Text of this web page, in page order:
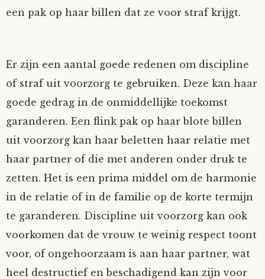
Henricus
Johanna
Juliette Stark
Kersje
Nyncke
Rozemarijn
een pak op haar billen dat ze voor straf krijgt.
Er zijn een aantal goede redenen om discipline
of straf uit voorzorg te gebruiken. Deze kan haar
goede gedrag in de onmiddellijke toekomst
garanderen. Een flink pak op haar blote billen
uit voorzorg kan haar beletten haar relatie met
haar partner of die met anderen onder druk te
zetten. Het is een prima middel om de harmonie
in de relatie of in de familie op de korte termijn
te garanderen. Discipline uit voorzorg kan ook
voorkomen dat de vrouw te weinig respect toont
voor, of ongehoorzaam is aan haar partner, wat
heel destructief en beschadigend kan zijn voor